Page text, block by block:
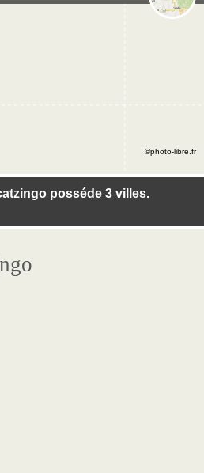
posséde 3 villes.
©photo-libre.fr